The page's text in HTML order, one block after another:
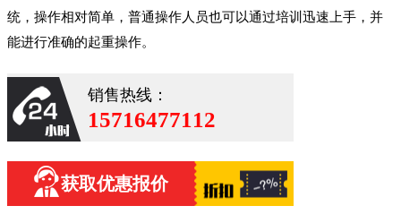
统，操作相对简单，普通操作人员也可以通过培训迅速上手，并
能进行准确的起重操作。
销售热线：
15716477112
获取优惠报价